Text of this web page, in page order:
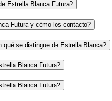
Estrella Blanca Futura?
Futura y cómo los contacto?
qué se distingue de Estrella Blanca?
Blanca Futura?
Blanca Futura?